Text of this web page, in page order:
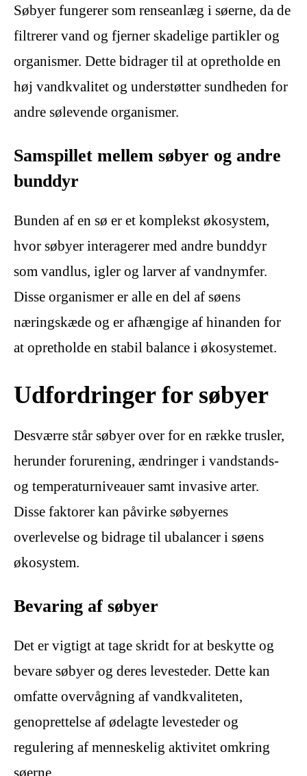
Søbyer fungerer som renseanlæg i søerne, da de
filtrerer vand og fjerner skadelige partikler og
organismer. Dette bidrager til at opretholde en
høj vandkvalitet og understøtter sundheden for
andre sølevende organismer.
Samspillet mellem søbyer og andre
bunddyr
Bunden af en sø er et komplekst økosystem,
hvor søbyer interagerer med andre bunddyr
som vandlus, igler og larver af vandnymfer.
Disse organismer er alle en del af søens
næringskæde og er afhængige af hinanden for
at opretholde en stabil balance i økosystemet.
Udfordringer for søbyer
Desværre står søbyer over for en række trusler,
herunder forurening, ændringer i vandstands-
og temperaturniveauer samt invasive arter.
Disse faktorer kan påvirke søbyernes
overlevelse og bidrage til ubalancer i søens
økosystem.
Bevaring af søbyer
Det er vigtigt at tage skridt for at beskytte og
bevare søbyer og deres levesteder. Dette kan
omfatte overvågning af vandkvaliteten,
genoprettelse af ødelagte levesteder og
regulering af menneskelig aktivitet omkring
søerne.